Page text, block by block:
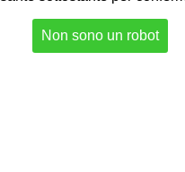
Non sono un robot